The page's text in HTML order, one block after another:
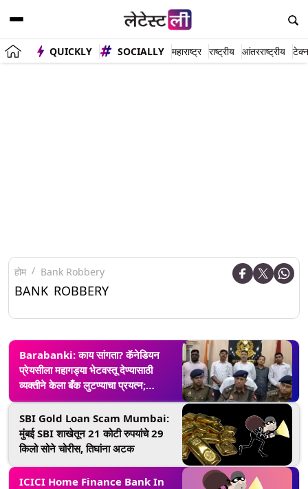
QUICKLY SOCIALLY महाराष्ट्र राष्ट्रीय आंतरराष्ट्रीय
होम Bank Robbery
BANK ROBBERY
Barabanki: काय सांगता? कॅनेडियन
प्रेयसीला महागड्या भेटवस्तू देण्यासाठी
व्यक्तीने केला बँक लुटण्याचा प्रयत्न;
आरोपीला अटक (Video)
SBI Gold Loan Scam Mumbai:
मुंबई SBI शाखेतून 21 कोटी रुपयांचे 29
किलो सोने चोरीस, तिघांना अटक
ICICI Home Finance Bank In